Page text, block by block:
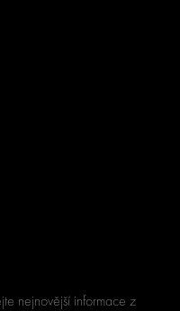
nejnovější informace z